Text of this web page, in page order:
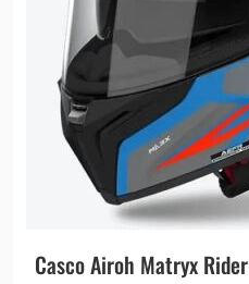
Casco Airoh Matryx Rider